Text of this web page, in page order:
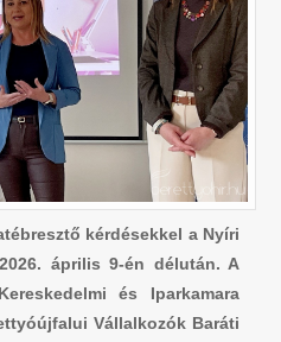
kérdésekkel a Nyíri
április 9-én délután. A
és Iparkamara
Vállalkozók Baráti